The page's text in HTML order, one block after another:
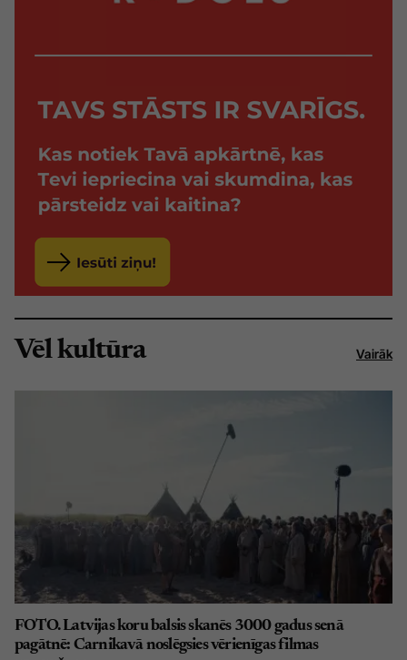
Vēl kultūra Vairāk
FOTO. Latvijas koru balsis skanēs 3000 gadus senā
pagātnē: Carnikavā noslēgsies vērienīgas filmas